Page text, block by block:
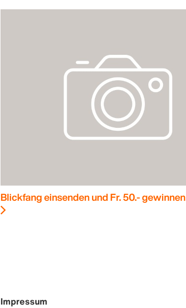
Blickfang einsenden und Fr. 50.- gewinnen
Impressum